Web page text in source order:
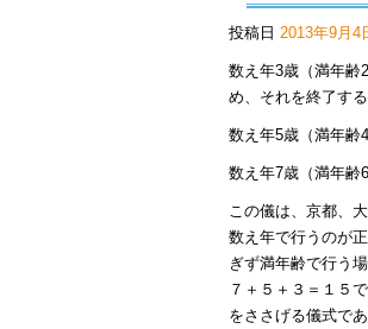
投稿日 2013年9月4
数え年3歳（満年齢
め、それを終了する
数え年5歳（満年齢
数え年7歳（満年齢
この儀は、京都、
数え年で行うのが
ぎず満年齢で行う
７＋５＋３＝１５
をささげる儀式で